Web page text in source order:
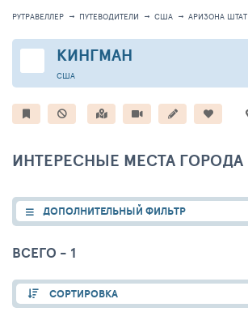
РУТРАВЕЛЛЕР ПУТЕВОДИТЕЛИ США АРИЗОНА ШТАТ
КИНГМАН
США
ИНТЕРЕСНЫЕ МЕСТА ГОРОДА
ДОПОЛНИТЕЛЬНЫЙ ФИЛЬТР
ВСЕГО - 1
СОРТИРОВКА